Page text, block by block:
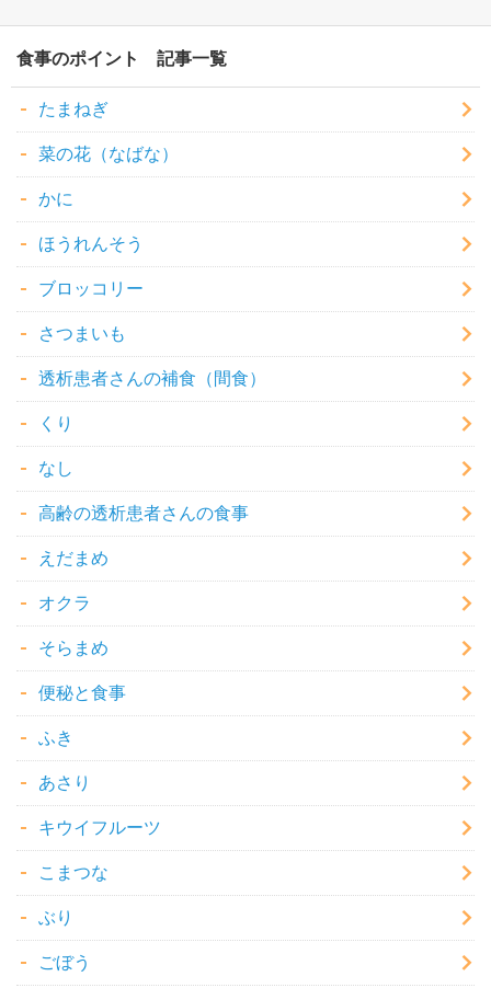
食事のポイント
たまねぎ
菜の花（なばな）
かに
ほうれんそう
ブロッコリー
さつまいも
透析患者さんの補食（間食）
くり
なし
高齢の透析患者さんの食事
えだまめ
オクラ
そらまめ
便秘と食事
ふき
あさり
キウイフルーツ
こまつな
ぶり
ごぼう